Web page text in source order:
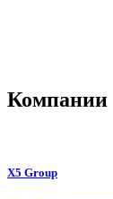
Компании
X5 Group